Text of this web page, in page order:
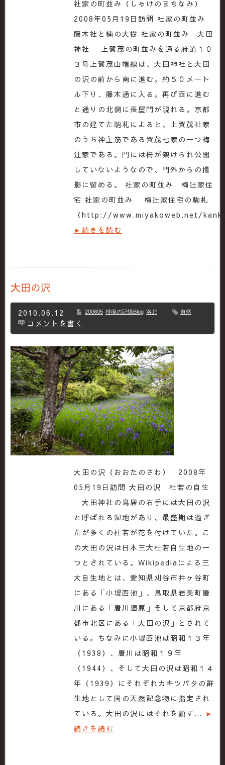
社家の町並み（しゃけのまちなみ）
2008年05月19日訪問 社家の町並み
藤木社と楠の大樹 社家の町並み 大田
神社 上賀茂の町並みを通る府道１０
３号上賀茂山端線は、大田神社と大田
の沢の前から南に進む。約５０メート
ル下り、藤木通に入る。再び西に進む
と通りの北側に長屋門が現れる。京都
市の建てた駒札によると、上賀茂社家
のうち神主筋である賀茂七家の一つ梅
辻家である。門には柵が架けられ公開
していないようなので、門外からの撮
影に留める。 社家の町並み 梅辻家住
宅 社家の町並み 梅辻家住宅の駒札
（http://www.miyakoweb.net/
►続きを読む
大田の沢
2010.06.12 200805 徘徊の記憶Blog 洛北 自然
コメントを書く
大田の沢（おおたのさわ） 2008年
05月19日訪問 大田の沢 杜若の自生
大田神社の鳥居の右手には大田の沢
と呼ばれる湿地があり、最盛期は過ぎ
たが多くの杜若が花を付けていた。こ
の大田の沢は日本三大杜若自生地の一
つとされている。Wikipediaによる三
大自生地とは、愛知県刈谷市井ヶ谷町
にある「小堤西池」、鳥取県岩美町唐
川にある「唐川湿原」そして京都府京
都市北区にある「大田の沢」とされて
いる。ちなみに小堤西池は昭和１３年
（1938）、唐川は昭和１９年
（1944）、そして大田の沢は昭和１４
年（1939）にそれぞれカキツバタの群
生地として国の天然記念物に指定され
ている。大田の沢にはそれを顕す… ►
続きを読む